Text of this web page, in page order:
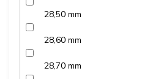
28,50 mm
28,60 mm
28,70 mm